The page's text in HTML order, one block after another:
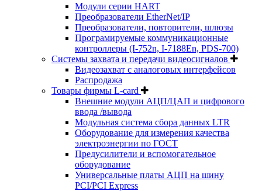
Модули серии HART
Преобразователи EtherNet/IP
Преобразователи, повторители, шлюзы
Програмируемые коммуникационные
контроллеры (I-752n, I-7188En, PDS-700)
Системы захвата и передачи видеосигналов
Видеозахват с аналоговых интерфейсов
Распродажа
Товары фирмы L-card
Внешние модули АЦП/ЦАП и цифрового
ввода /вывода
Модульная система сбора данных LTR
Оборудование для измерения качества
электроэнергии по ГОСТ
Предусилители и вспомогательное
оборудование
Универсальные платы АЦП на шину
PCI/PCI Express